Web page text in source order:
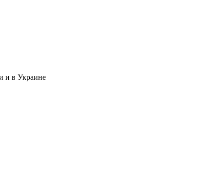
и в Украине